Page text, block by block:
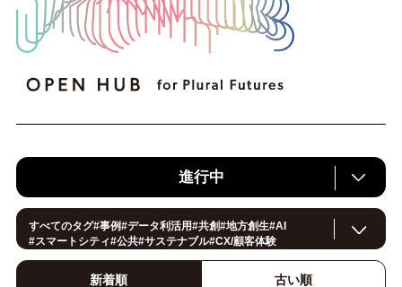
進行中
すべてのタグ#事例#データ利活用#共創#地方創生#AI
#スマートシティ#公共#サステナブル#CX/顧客体験
イノベーション#IoT
スマートファクトリー
新着順 古い順